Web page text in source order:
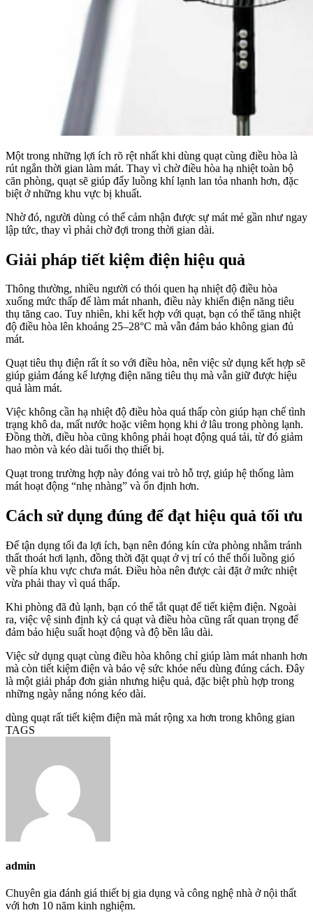
Một trong những lợi ích rõ rệt nhất khi dùng quạt cùng điều hòa là
rút ngắn thời gian làm mát. Thay vì chờ điều hòa hạ nhiệt toàn bộ
căn phòng, quạt sẽ giúp đẩy luồng khí lạnh lan tỏa nhanh hơn, đặc
biệt ở những khu vực bị khuất.
Nhờ đó, người dùng có thể cảm nhận được sự mát mẻ gần như ngay
lập tức, thay vì phải chờ đợi trong thời gian dài.
Giải pháp tiết kiệm điện hiệu quả​
Thông thường, nhiều người có thói quen hạ nhiệt độ điều hòa
xuống mức thấp để làm mát nhanh, điều này khiến điện năng tiêu
thụ tăng cao. Tuy nhiên, khi kết hợp với quạt, bạn có thể tăng nhiệt
độ điều hòa lên khoảng 25–28°C mà vẫn đảm bảo không gian đủ
mát.
Quạt tiêu thụ điện rất ít so với điều hòa, nên việc sử dụng kết hợp sẽ
giúp giảm đáng kể lượng điện năng tiêu thụ mà vẫn giữ được hiệu
quả làm mát.
Việc không cần hạ nhiệt độ điều hòa quá thấp còn giúp hạn chế tình
trạng khô da, mất nước hoặc viêm họng khi ở lâu trong phòng lạnh.
Đồng thời, điều hòa cũng không phải hoạt động quá tải, từ đó giảm
hao mòn và kéo dài tuổi thọ thiết bị.
Quạt trong trường hợp này đóng vai trò hỗ trợ, giúp hệ thống làm
mát hoạt động “nhẹ nhàng” và ổn định hơn.
Cách sử dụng đúng để đạt hiệu quả tối ưu​
Để tận dụng tối đa lợi ích, bạn nên đóng kín cửa phòng nhằm tránh
thất thoát hơi lạnh, đồng thời đặt quạt ở vị trí có thể thổi luồng gió
về phía khu vực chưa mát. Điều hòa nên được cài đặt ở mức nhiệt
vừa phải thay vì quá thấp.
Khi phòng đã đủ lạnh, bạn có thể tắt quạt để tiết kiệm điện. Ngoài
ra, việc vệ sinh định kỳ cả quạt và điều hòa cũng rất quan trọng để
đảm bảo hiệu suất hoạt động và độ bền lâu dài.
Việc sử dụng quạt cùng điều hòa không chỉ giúp làm mát nhanh hơn
mà còn tiết kiệm điện và bảo vệ sức khỏe nếu dùng đúng cách. Đây
là một giải pháp đơn giản nhưng hiệu quả, đặc biệt phù hợp trong
những ngày nắng nóng kéo dài.
dùng quạt rất tiết kiệm điện mà mát rộng xa hơn trong không gian
TAGS
admin
Chuyên gia đánh giá thiết bị gia dụng và công nghệ nhà ở nội thất
với hơn 10 năm kinh nghiệm.